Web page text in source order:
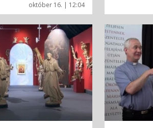
október 16. | 12:04